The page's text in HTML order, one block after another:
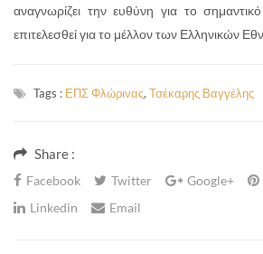
αναγνωρίζει την ευθύνη για το
επιτελεσθεί για το μέλλον των Ελληνικών
Tags : ΕΠΣ Φλώρινας, Τσέκαρης Βαγγέλης
Share :
Facebook Twitter Google+
Linkedin
Email